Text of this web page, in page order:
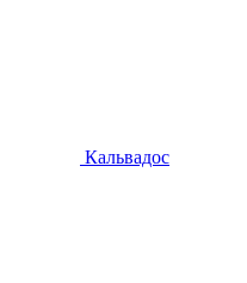
Кальвадос